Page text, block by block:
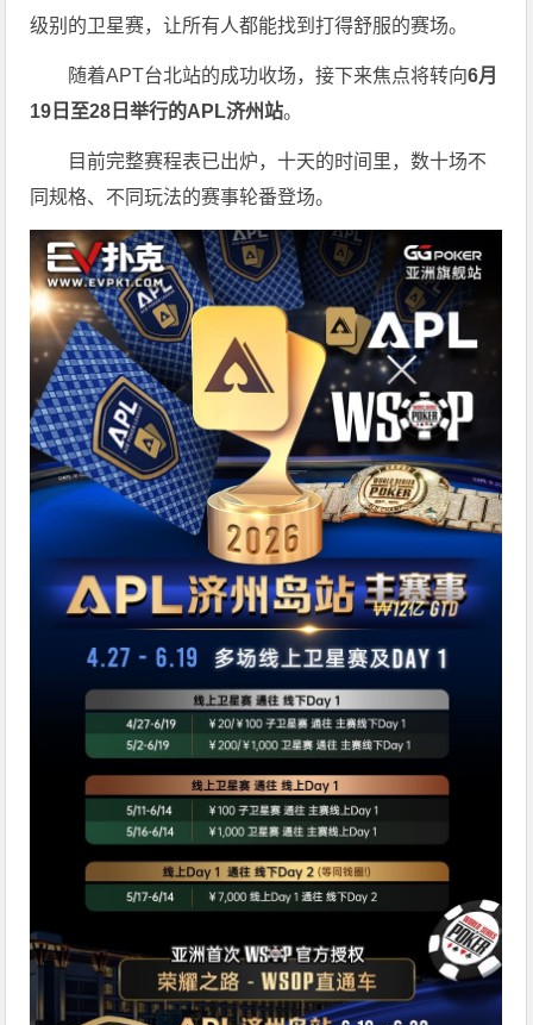
级别的卫星赛，让所有人都能找到打得舒服的赛场。
随着APT台北站的成功收场，接下来焦点将转向6月
19 日至28 日举行的APL济州站。
目前完整赛程表已出炉，十天的时间里，数十场不
同规格、不同玩法的赛事轮番登场。